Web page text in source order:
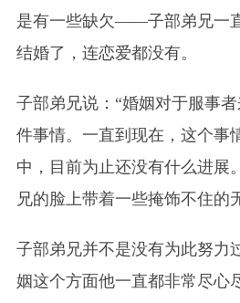
是有一些缺欠——子部弟兄一
结婚了，连恋爱都没有。
子部弟兄说：“婚姻对于服事
件事情。一直到现在，这个事
中，目前为止还没有什么进展
兄的脸上带着一些掩饰不住的
子部弟兄并不是没有为此努力
姻这个方面他一直都非常尽心